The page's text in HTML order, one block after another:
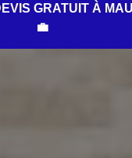
GRATUIT À
💼